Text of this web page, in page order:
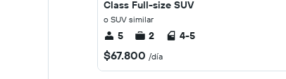
Class Full-size SUV
o SUV similar
5 2 4-5
$67.800 /día